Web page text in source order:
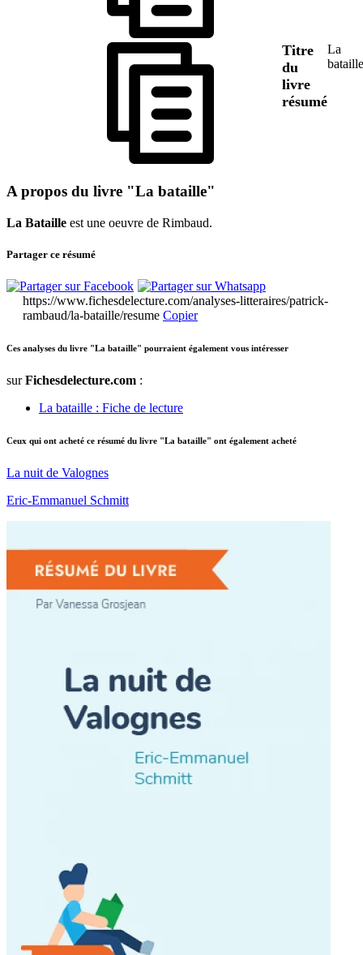
Titre
du
livre
résumé
La
bataille
A propos du livre "La bataille"
La Bataille est une oeuvre de Rimbaud.
Partager ce résumé
https://www.fichesdelecture.com/analyses-litteraires/patrick-
rambaud/la-bataille/resume Copier
Ces analyses du livre "La bataille" pourraient également vous intéresser
surFichesdelecture.com :
La bataille : Fiche de lecture
Ceux qui ont acheté ce résumé du livre "La bataille" ont également acheté
La nuit de Valognes
Eric-Emmanuel Schmitt